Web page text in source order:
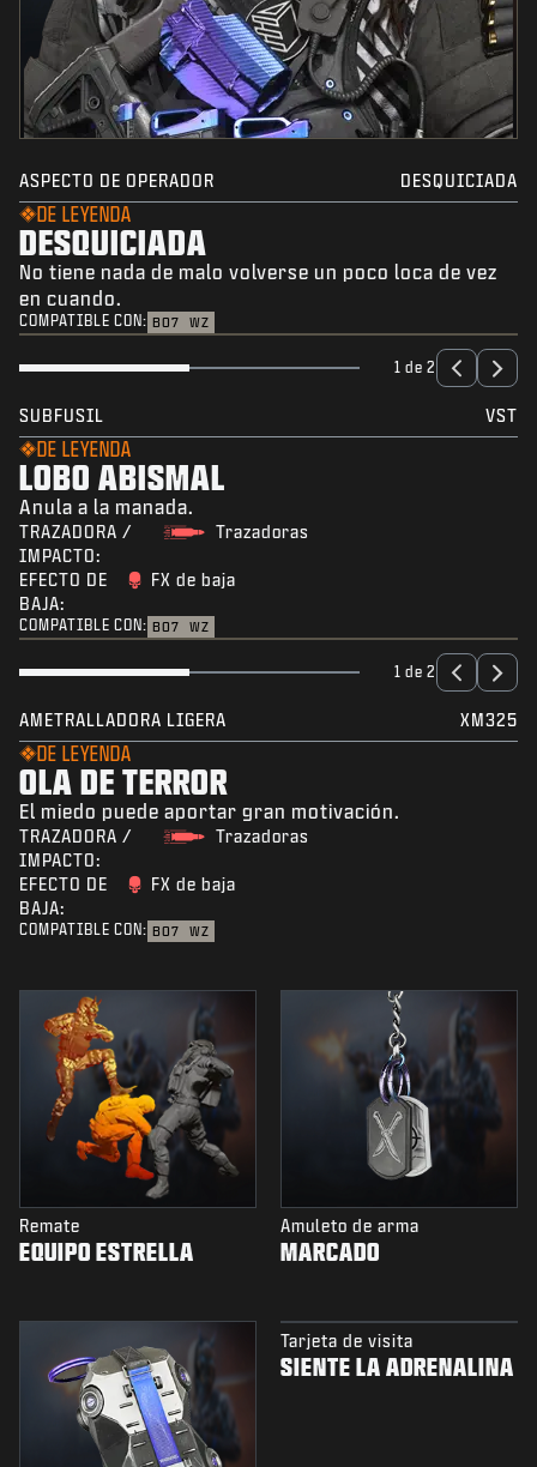
ASPECTO DE OPERADOR DESQUICIADA
DE LEYENDA
DESQUICIADA
No tiene nada de malo volverse un poco loca de vez
en cuando.
COMPATIBLE CON: BO7 WZ
1 de 2
SUBFUSIL VST
DE LEYENDA
LOBO ABISMAL
Anula a la manada.
TRAZADORA /
IMPACTO:
Trazadoras
EFECTO DE
BAJA:
FX de baja
COMPATIBLE CON: BO7 WZ
1 de 2
AMETRALLADORA LIGERA XM325
DE LEYENDA
OLA DE TERROR
El miedo puede aportar gran motivación.
TRAZADORA /
IMPACTO:
Trazadoras
EFECTO DE
BAJA:
FX de baja
COMPATIBLE CON: BO7 WZ
Remate
EQUIPO ESTRELLA
Amuleto de arma
MARCADO
Tarjeta de visita
SIENTE LA ADRENALINA